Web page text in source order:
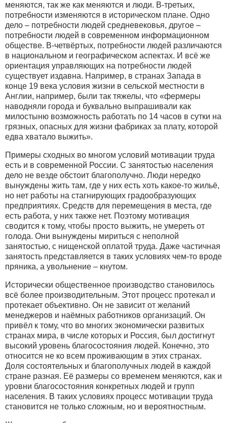
меняются, так же как меняются и люди. В-третьих,
потребности изменяются в историческом плане. Одно
дело – потребности людей средневековья, другое –
потребности людей в современном информационном
обществе. В-четвёртых, потребности людей различаются
в национальном и географическом аспектах. И всё же
ориентация управляющих на потребности людей
существует издавна. Например, в странах Запада в
конце 19 века условия жизни в сельской местности в
Англии, например, были так тяжелы, что «фермеры
наводняли города и буквально выпрашивали как
милостыню возможность работать по 14 часов в сутки на
грязных, опасных для жизни фабриках за плату, которой
едва хватало выжить».
Примеры сходных во многом условий мотивации труда
есть и в современной России. С занятостью населения
дело не везде обстоит благополучно. Люди нередко
вынуждены жить там, где у них есть хоть какое-то жильё,
но нет работы на стагнирующих градообразующих
предприятиях. Средств для перемещения в места, где
есть работа, у них также нет. Поэтому мотивация
сводится к тому, чтобы просто выжить, не умереть от
голода. Они вынуждены мириться с неполной
занятостью, с нищенской оплатой труда. Даже частичная
занятость представляется в таких условиях чем-то вроде
пряника, а увольнение – кнутом.
Исторически общественное производство становилось
всё более производительным. Этот процесс протекал и
протекает объективно. Он не зависит от желаний
менеджеров и наёмных работников организаций. Он
привёл к тому, что во многих экономически развитых
странах мира, в числе которых и Россия, был достигнут
высокий уровень благосостояния людей. Конечно, это
относится не ко всем проживающим в этих странах.
Доля состоятельных и благополучных людей в каждой
стране разная. Её размеры со временем меняются, как и
уровни благосостояния конкретных людей и групп
населения. В таких условиях процесс мотивации труда
становится не только сложным, но и вероятностным.